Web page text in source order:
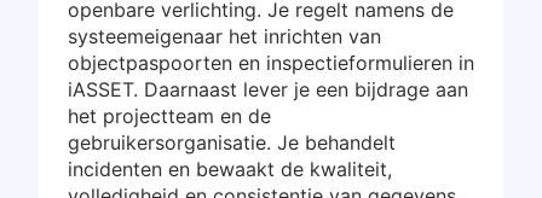
openbare verlichting. Je regelt namens de
systeemeigenaar het inrichten van
objectpaspoorten en inspectieformulieren in
iASSET. Daarnaast lever je een bijdrage aan
het projectteam en de
gebruikersorganisatie. Je behandelt
incidenten en bewaakt de kwaliteit,